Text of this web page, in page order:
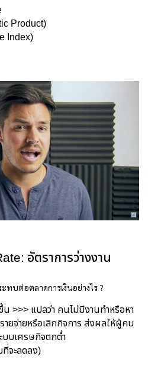
Product)
Index)
อัตราการว่างงาน
ทบต่อตลาดการเงินอย่างไร ?
น >>> แปลว่า คนไม่มีงานทำหรือหา
ายจ่ายหรือเลิกกิจการ ส่งผลให้ผู้คน
บบเศรษกิจตกต่ำ
จะลดลง)